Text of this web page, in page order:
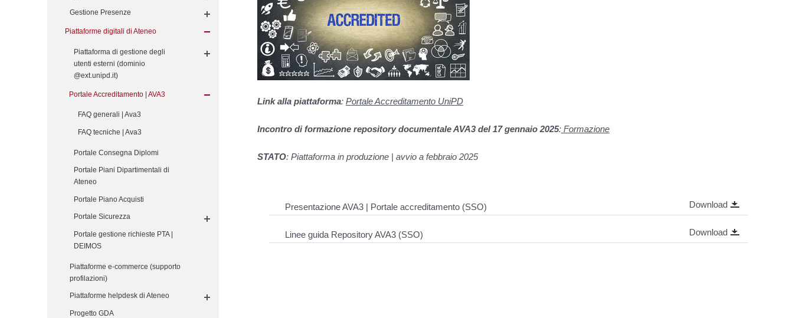
Gestione Presenze
Piattaforme digitali di Ateneo
Piattaforma di gestione degli
utenti esterni (dominio
@ext.unipd.it)
Portale Accreditamento | AVA3
FAQ generali | Ava3
FAQ tecniche | Ava3
Portale Consegna Diplomi
Portale Piani Dipartimentali di
Ateneo
Portale Piano Acquisti
Portale Sicurezza
Portale gestione richieste PTA |
DEIMOS
Piattaforme e-commerce (supporto
profilazioni)
Piattaforme helpdesk di Ateneo
Progetto GDA
Link alla piattaforma: Portale Accreditamento UniPD
Incontro di formazione repository documentale AVA3 del 17 gennaio 2025: Formazione
STATO: Piattaforma in produzione | avvio a febbraio 2025
Presentazione AVA3 | Portale accreditamento (SSO) Download
Linee guida Repository AVA3 (SSO) Download